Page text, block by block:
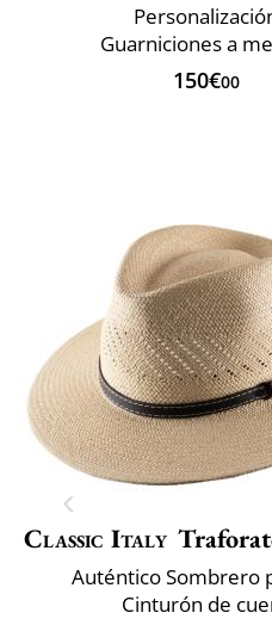
Guarniciones a
150€00
Classic Italy
Auténtico Sombrero
Cinturón de